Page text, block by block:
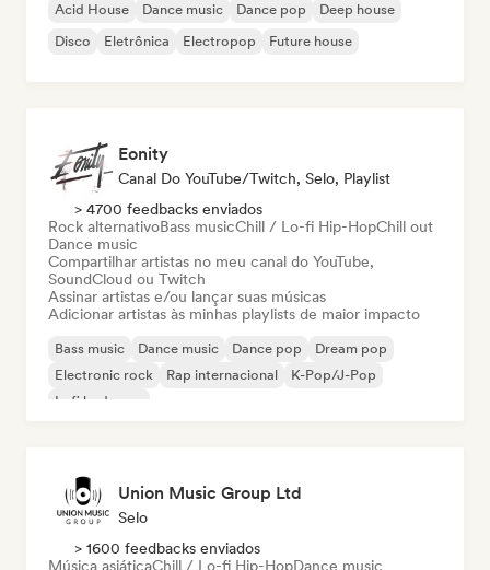
Acid House Dance music Dance pop
Deep house
Disco
Eletrônica Electropop Future house
Eonity
Canal Do YouTube/Twitch, Selo, Playlist
> 4700 feedbacks enviados
Rock alternativoBass musicChill / Lo-fi Hip-HopChill out
Dance music
Compartilhar artistas no meu canal do YouTube,
SoundCloud ou Twitch
Assinar artistas e/ou lançar suas músicas
Adicionar artistas às minhas playlists de maior impacto
Bass music Dance music Dance pop
Dream pop
Electronic rock
Rap internacional
K-Pop/J-Pop
Lofi bedroom
Union Music Group Ltd
Selo
> 1600 feedbacks enviados
Música asiáticaChill / Lo-fi Hip-HopDance music